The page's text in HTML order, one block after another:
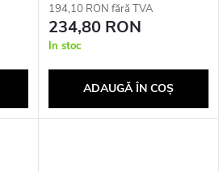
194,10 RON fără TVA
234,80 RON
In stoc
ADAUGĂ ÎN COŞ